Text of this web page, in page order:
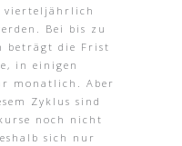
vierteljährlich
Bei bis zu
beträgt die Frist
in einigen
monatlich. Aber
Zyklus sind
noch nicht
sich nur